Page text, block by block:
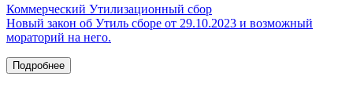
Коммерческий Утилизационный сбор
Новый закон об Утиль сборе от 29.10.2023 и возможный
мораторий на него.
Подробнее